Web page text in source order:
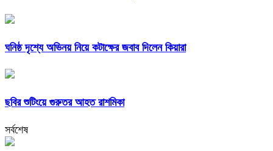
ঘনিষ্ঠ দৃশ্যে অভিনয় নিয়ে কটাক্ষের জবাব দিলেন কিয়ারা
ছবির শুটিংয়ে গুরুতর আহত রাশমিকা
সর্বশেষ